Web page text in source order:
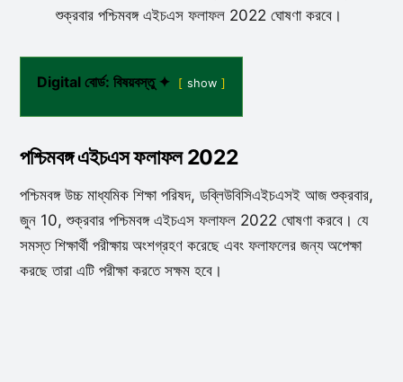
শুক্রবার পশ্চিমবঙ্গ এইচএস ফলাফল 2022 ঘোষণা করবে।
Digital বোর্ড: বিষয়বস্তু ✦ show
পশ্চিমবঙ্গ এইচএস ফলাফল 2022
পশ্চিমবঙ্গ উচ্চ মাধ্যমিক শিক্ষা পরিষদ, ডব্লিউবিসিএইচএসই আজ শুক্রবার,
জুন 10, শুক্রবার পশ্চিমবঙ্গ এইচএস ফলাফল 2022 ঘোষণা করবে। যে
সমস্ত শিক্ষার্থী পরীক্ষায় অংশগ্রহণ করেছে এবং ফলাফলের জন্য অপেক্ষা
করছে তারা এটি পরীক্ষা করতে সক্ষম হবে।